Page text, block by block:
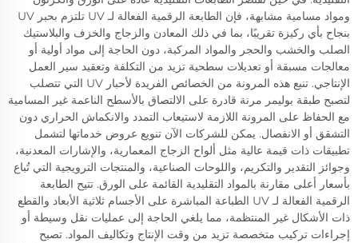
ومواد مسامية مشابهة، فإن الطابعة الرقمية الفعالة لـ UV تلتزم بحبر UV
بنجاح بأي ركيزة تقريبًا، بما في ذلك المعادن والزجاج والخزف والبلاستيك
الصلب والخشب والحجر والمواد المركبة، دون الحاجة إلى مواد أولية أو
معالجات مسبقة أو تعديلات سطحية تزيد من التكلفة وتعقيد سير العمل
الإنتاجي. تنبع هذه المرونة من الخصائص الفريدة لأحبار UV التي تتصلب
لتصبح طبقة بوليمر مرنة قادرة على الالتصاق بالأسطح الناعمة غير المسامية
مع الحفاظ على المرونة اللازمة لاستيعاب التمدد والانكماش الحراري دون
التشقق أو الانفصال. يمكن للشركات الآن تنويع عروض خدماتها لتشمل
تطبيقات ذات قيمة عالية مثل ألواح الزجاج المعمارية، والإشارات المعدنية،
وجوائز التقدير والتكريم، واللوحات الصناعية، والمنتجات الترويجية التي تُباع
بأسعار أعلى مقارنة بالمواد التقليدية القائمة على الورق. تتيح الطابعة
الرقمية الفعالة لـ UV الطباعة المباشرة على الأجسام ثلاثية الأبعاد والقطع
ذات الأشكال غير المنتظمة، مما يلغي الحاجة إلى عمليات نقل وسيطة أو
إجراءات تركيب متخصصة تزيد من وقت الإنتاج وتكاليف المواد. تصبح